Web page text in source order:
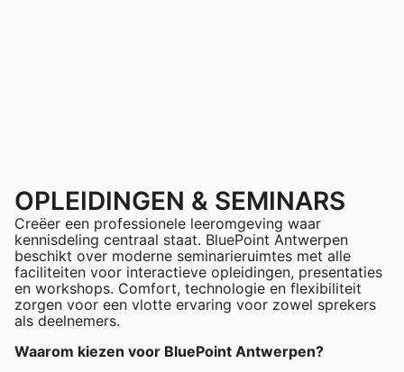
OPLEIDINGEN & SEMINARS
Creëer een professionele leeromgeving waar
kennisdeling centraal staat. BluePoint Antwerpen
beschikt over moderne seminarieruimtes met alle
faciliteiten voor interactieve opleidingen, presentaties
en workshops. Comfort, technologie en flexibiliteit
zorgen voor een vlotte ervaring voor zowel sprekers
als deelnemers.
Waarom kiezen voor BluePoint Antwerpen?